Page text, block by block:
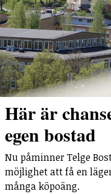
Här är
egen bostad
Nu påminner Telge
möjlighet att få en
många köpoäng.